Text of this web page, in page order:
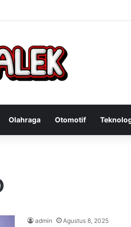
Olahraga Otomotif
admin Agustus 8, 2025